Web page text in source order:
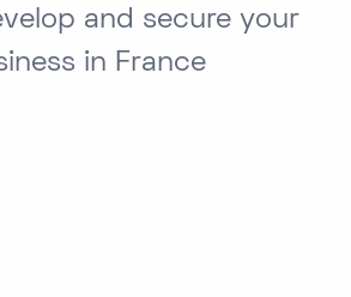
and secure your
in France